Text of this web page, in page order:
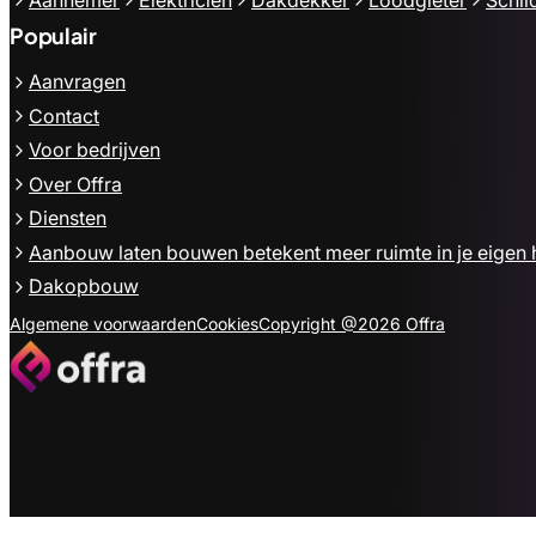
Populair
Aanvragen
Contact
Voor bedrijven
Over Offra
Diensten
Aanbouw laten bouwen betekent meer ruimte in je eigen
Dakopbouw
Algemene voorwaardenCookiesCopyright @2026 Offra